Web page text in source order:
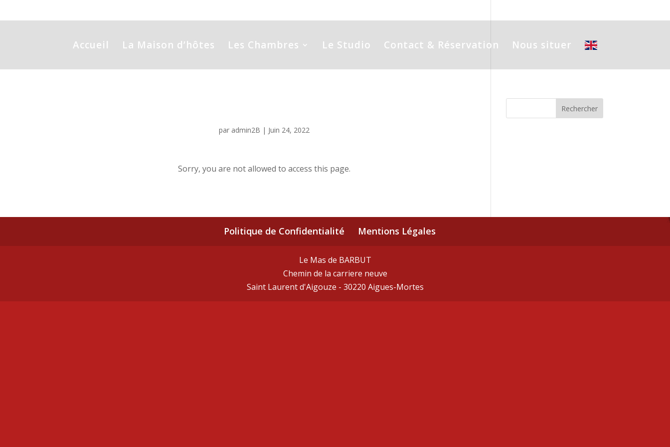
Accueil La Maison d’hôtes Les Chambres Le Studio Contact & Réservation Nous situer
par admin2B | Juin 24, 2022
Sorry, you are not allowed to access this page.
Politique de Confidentialité Mentions Légales
Le Mas de BARBUT
Chemin de la carriere neuve
Saint Laurent d'Aigouze - 30220 Aigues-Mortes